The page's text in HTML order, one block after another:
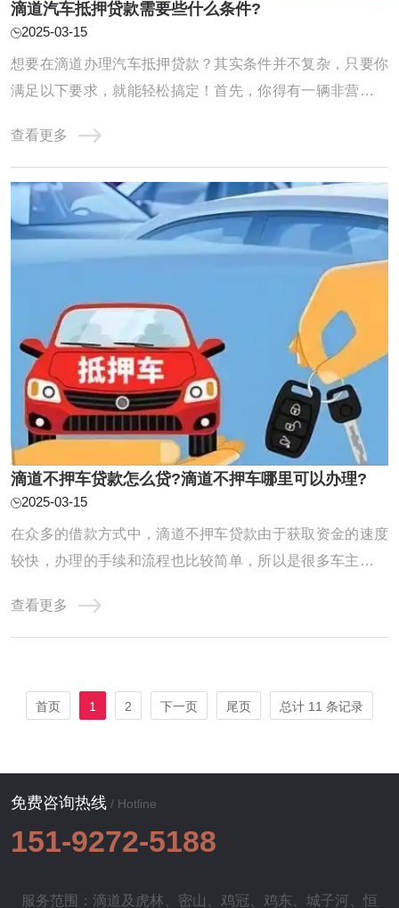
滴道汽车抵押贷款需要些什么条件?
2025-03-15
想要在滴道办理汽车抵押贷款？其实条件并不复杂，只要你
满足以下要求，就能轻松搞定！首先，你得有一辆非营运的
这辆车还得有行驶证或者产权证，证明你是合法车主。车子
的评估价要超过3万元，车龄最好在10年以内。如果你的车
子价值很高，这些条件可以适当放宽哦！其次， ...
查看更多
滴道不押车贷款怎么贷?滴道不押车哪里可以办理?
2025-03-15
在众多的借款方式中，滴道不押车贷款由于获取资金的速度
较快，办理的手续和流程也比较简单，所以是很多车主朋友
滴道不押车哪里可以办理呢?滴道不押车贷款怎么办理?车子
抵押现在有两种主要的办理方式，无论是选择押车借款还是
查看更多
首页 1 2 下一页 尾页 总计 11 条记录
免费咨询热线 / Hotline
151-9272-5188
服务范围：滴道及 虎林 密山 鸡冠 鸡东 城子河 恒